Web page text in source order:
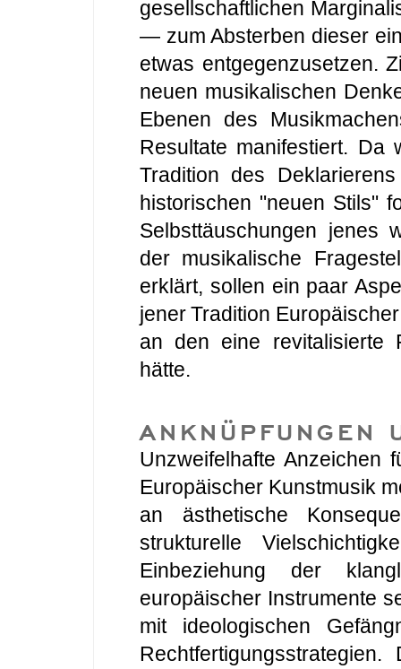
gesellschaftlichen
— zum Absterben dieser
etwas entgegenzusetzen.
neuen musikalischen
Ebenen des
Resultate manifestiert. Da
Tradition des
historischen "neuen Stils"
Selbsttäuschungen jenes
der musikalische
erklärt, sollen ein paar
jener Tradition
an den eine revitalisierte
hätte.
ANKNÜPFUNGEN
Unzweifelhafte Anzeichen
Europäischer Kunstmusik
an ästhetische
strukturelle
Einbeziehung der
europäischer Instrumente
mit ideologischen